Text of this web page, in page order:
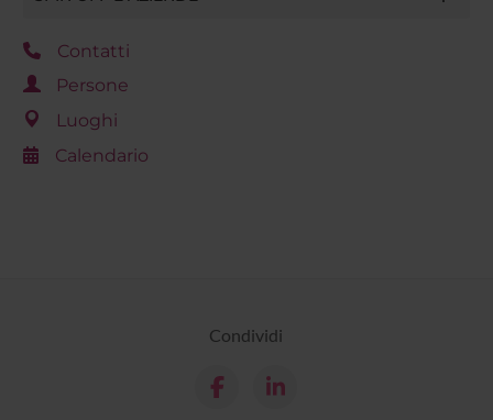
Contatti
Persone
Luoghi
Calendario
Condividi